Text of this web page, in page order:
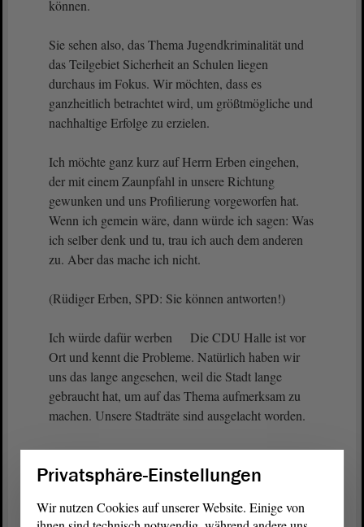
können.
Sie sehen also, das Thema Jugendkriminalität und
das Teilgebiet Sicherheit an Schulen liegen
durchaus im Fokus. Wir möchten, dass es
ganzheitlich betrachtet wird, um größtmögliche und
nachhaltige Erfolge zu erzielen.
Ich möchte ganz kurz auf Herrn Erben eingehen,
der mit einem Zaunpfahl in unsere Richtung
gewunken und uns Profilierung vorgeworfen hat.
Wenn ich gemein wäre, dann würde ich sagen: Was
ich selber denk und tu, trau ich auch dem anderen
zu. Aber das mache ich nicht.
(Rüdiger Erben, SPD: Sie können antworten!)
Ich würde dafür werben Die CDU Halle ist vor
Ort und kennt die Probleme. Natürlich haben wir
uns das lange angesehen, weil die Stadt lange
gebraucht hat, um auf das Thema aufmerksam zu
machen. Unsere Stadträte sind ausgelacht worden.
(Rüdiger Erben, SPD: Beantworten Sie die Frage!)
Privatsphäre-Einstellungen
Wir nutzen Cookies auf unserer Website. Einige von